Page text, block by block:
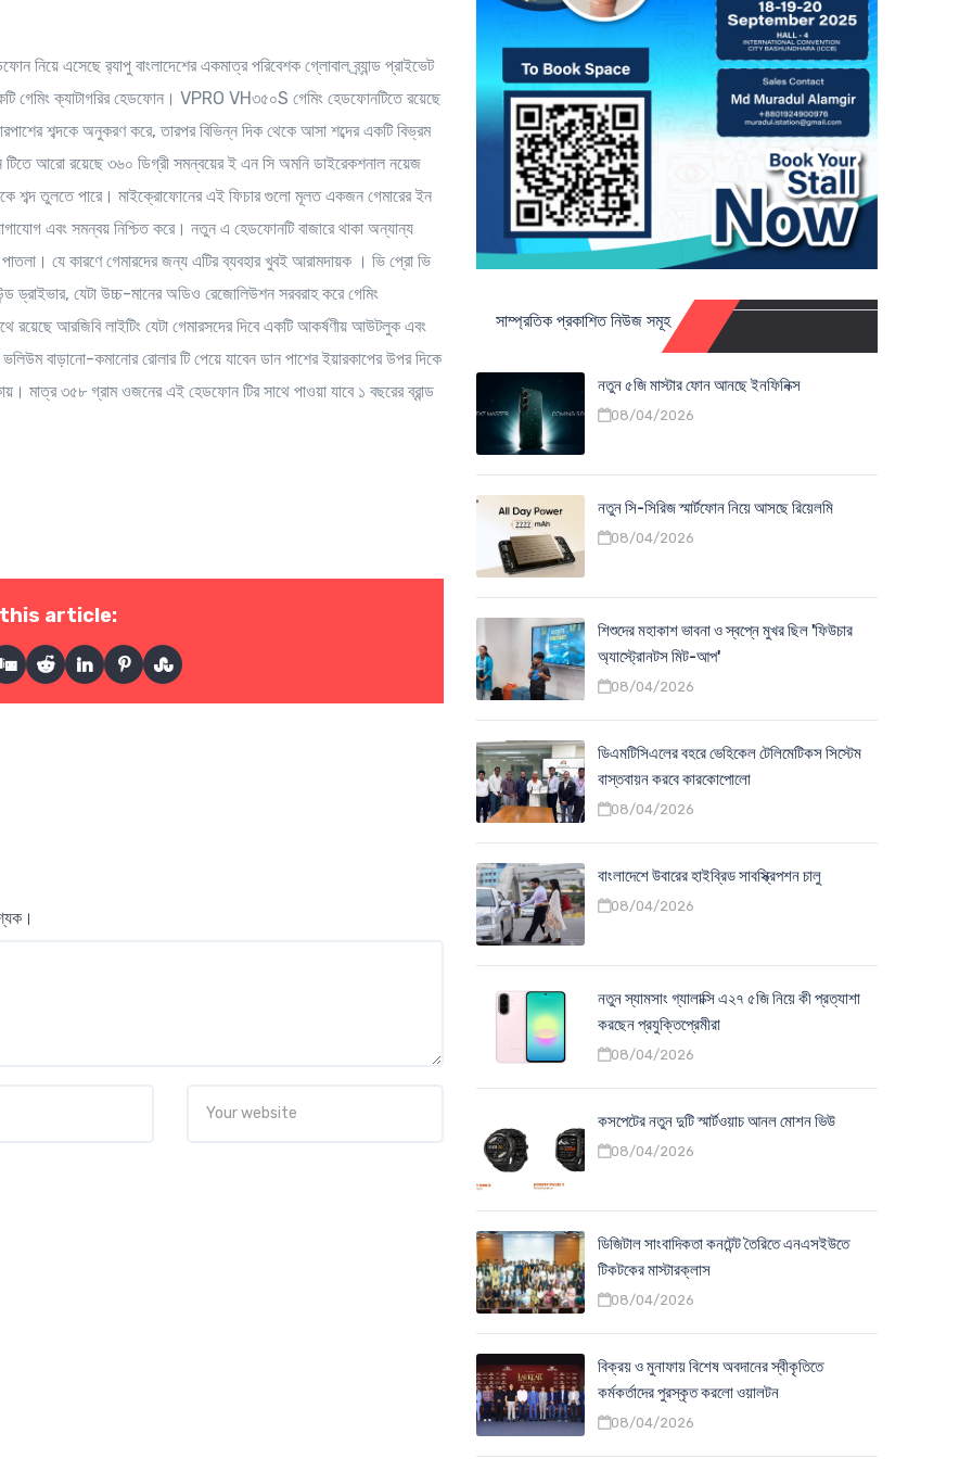
নিয়ে এসেছে র‍্যাপু বাংলাদেশের একমাত্র পরিবেশক গ্লোবাল ব্র্যান্ড প্রাইভেট
গেমিং ক্যাটাগরির হেডফোন। VPRO VH৩৫০S গেমিং হেডফোনটিতে রয়েছে
শব্দকে অনুকরণ করে, তারপর বিভিন্ন দিক থেকে আসা শব্দের একটি বিভ্রম
আরো রয়েছে ৩৬০ ডিগ্রী সমন্বয়ের ই এন সি অমনি ডাইরেকশনাল নয়েজ
থেকে শব্দ তুলতে পারে। মাইক্রোফোনের এই ফিচার গুলো মূলত একজন গেমারের ইন
এবং সমন্বয় নিশ্চিত করে। নতুন এ হেডফোনটি বাজারে থাকা অন্যান্য
যে কারণে গেমারদের জন্য এটির ব্যবহার খুবই আরামদায়ক । ভি প্রো ভি
ড্রাইভার, যেটা উচ্চ-মানের অডিও রেজোলিউশন সরবরাহ করে গেমিং
আরজিবি লাইটিং যেটা গেমারসদের দিবে একটি আকর্ষণীয় আউটলুক এবং
বাড়ানো-কমানোর রোলার টি পেয়ে যাবেন ডান পাশের ইয়ারকাপের উপর দিকে
মাত্র ৩৫৮ গ্রাম ওজনের এই হেডফোন টির সাথে পাওয়া যাবে ১ বছরের ব্রান্ড
article:
সাম্প্রতিক প্রকাশিত নিউজ সমূহ
নতুন ৫জি মাস্টার ফোন আনছে ইনফিনিক্স
08/04/2026
নতুন সি-সিরিজ স্মার্টফোন নিয়ে আসছে রিয়েলমি
08/04/2026
শিশুদের মহাকাশ ভাবনা ও স্বপ্নে মুখর ছিল 'ফিউচার
অ্যাস্ট্রোনটস মিট-আপ'
08/04/2026
ডিএমটিসিএলের বহরে ভেহিকেল টেলিমেটিকস সিস্টেম
বাস্তবায়ন করবে কারকোপোলো
08/04/2026
বাংলাদেশে উবারের হাইব্রিড সাবস্ক্রিপশন চালু
08/04/2026
নতুন স্যামসাং গ্যালাক্সি এ২৭ ৫জি নিয়ে কী প্রত্যাশা
করছেন প্রযুক্তিপ্রেমীরা
08/04/2026
কসপেটের নতুন দুটি স্মার্টওয়াচ আনল মোশন ভিউ
08/04/2026
ডিজিটাল সাংবাদিকতা কনটেন্ট তৈরিতে এনএসইউতে
টিকটকের মাস্টারক্লাস
08/04/2026
বিক্রয় ও মুনাফায় বিশেষ অবদানের স্বীকৃতিতে
কর্মকর্তাদের পুরস্কৃত করলো ওয়ালটন
08/04/2026